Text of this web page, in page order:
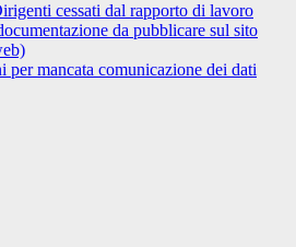
cessati dal rapporto di lavoro
da pubblicare sul sito
per mancata comunicazione dei dati